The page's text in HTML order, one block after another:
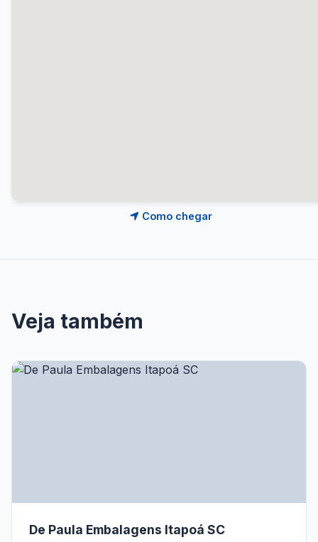
Como chegar
Veja também
De Paula Embalagens Itapoá SC